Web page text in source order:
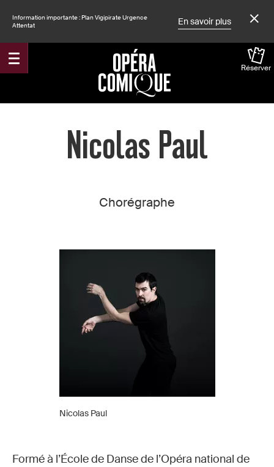
Information importante : Plan Vigipirate Urgence
Attentat
En savoir plus
Réserver
Accueil
Nicolas Paul
Chorégraphe
Nicolas Paul
Formé à l’École de Danse de l’Opéra national de